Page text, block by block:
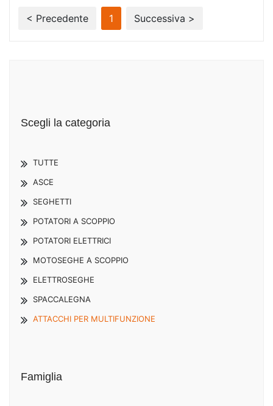
< Precedente 1 Successiva >
Scegli la categoria
TUTTE
ASCE
SEGHETTI
POTATORI A SCOPPIO
POTATORI ELETTRICI
MOTOSEGHE A SCOPPIO
ELETTROSEGHE
SPACCALEGNA
ATTACCHI PER MULTIFUNZIONE
Famiglia